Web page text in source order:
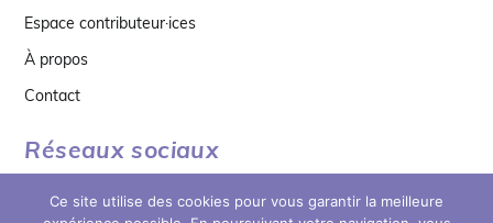
Espace contributeur·ices
À propos
Contact
Réseaux sociaux
Ce site utilise des cookies pour vous garantir la meilleure